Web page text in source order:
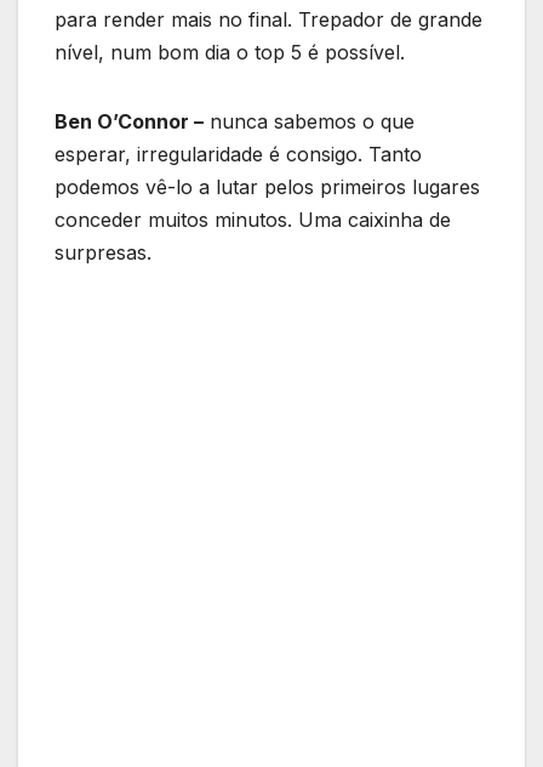
para render mais no final. Trepador de grande
nível, num bom dia o top 5 é possível.
Ben O’Connor – nunca sabemos o que
esperar, irregularidade é consigo. Tanto
podemos vê-lo a lutar pelos primeiros lugares
conceder muitos minutos. Uma caixinha de
surpresas.